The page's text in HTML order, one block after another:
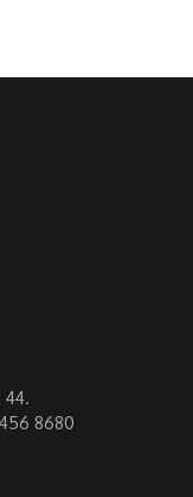
44.
8680